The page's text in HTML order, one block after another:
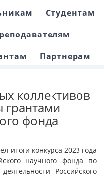
Студентам
Партнерам
коллективов
фонда
итоги конкурса 2023 года
научного фонда по
Российского